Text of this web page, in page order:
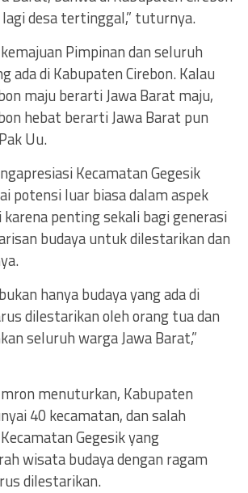
desa tertinggal,” tuturnya.
Pimpinan dan seluruh
ada di Kabupaten Cirebon. Kalau
maju berarti Jawa Barat maju,
hebat berarti Jawa Barat pun
Uu.
Kecamatan Gegesik
potensi luar biasa dalam aspek
karena penting sekali bagi generasi
budaya untuk dilestarikan dan
hanya budaya yang ada di
dilestarikan oleh orang tua dan
seluruh warga Jawa Barat,”
menuturkan, Kabupaten
40 kecamatan, dan salah
Gegesik yang
wisata budaya dengan ragam
dilestarikan.